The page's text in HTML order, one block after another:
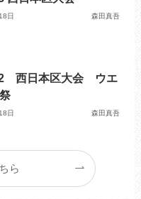
日 森田真吾
西日本区大会 ウエ
日 森田真吾
ら